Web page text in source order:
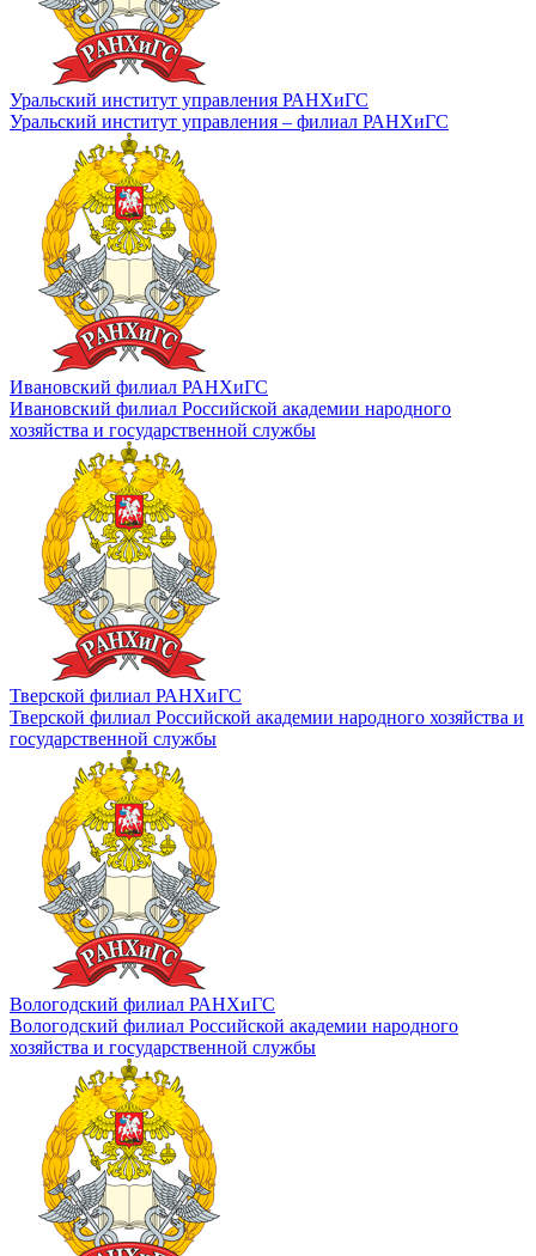
Уральский институт управления РАНХиГС
Уральский институт управления – филиал РАНХиГС
Ивановский филиал РАНХиГС
Ивановский филиал Российской академии народного
хозяйства и государственной службы
Тверской филиал РАНХиГС
Тверской филиал Российской академии народного хозяйства и
государственной службы
Вологодский филиал РАНХиГС
Вологодский филиал Российской академии народного
хозяйства и государственной службы